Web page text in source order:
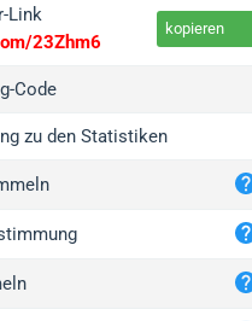
Link
23Zhm6
kopieren
Code
zu den Statistiken